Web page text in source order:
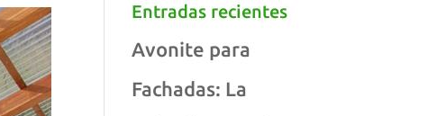
Entradas recientes
Avonite para
Fachadas: La